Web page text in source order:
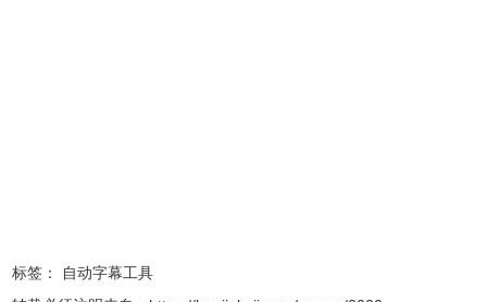
标签：
自动字幕工具